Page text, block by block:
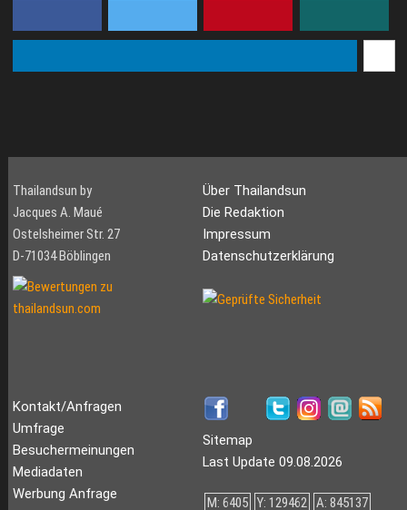
Thailandsun by
Jacques A. Maué
Ostelsheimer Str. 27
D-71034 Böblingen
Über Thailandsun
Die Redaktion
Impressum
Datenschutzerklärung
Kontakt/Anfragen
Umfrage
Besuchermeinungen
Mediadaten
Werbung Anfrage
Sitemap
Last Update 09.08.2026
M: 6405 Y: 129462 A: 845137